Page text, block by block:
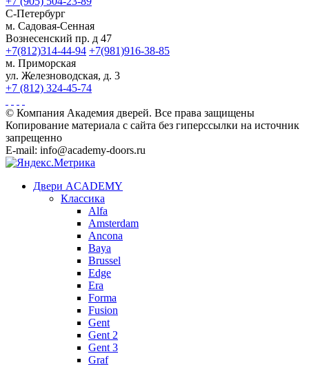
С-Петербург
м. Садовая-Сенная
Вознесенский пр. д 47
+7(812)314-44-94 +7(981)916-38-85
м. Приморская
ул. Железноводская, д. 3
+7 (812) 324-45-74
© Компания Академия дверей. Все права защищены
Копирование материала с сайта без гиперссылки на источник
запрещенно
E-mail: info@academy-doors.ru
Двери ACADEMY
Классика
Alfa
Amsterdam
Ancona
Baya
Brussel
Edge
Era
Forma
Fusion
Gent
Gent 2
Gent 3
Graf